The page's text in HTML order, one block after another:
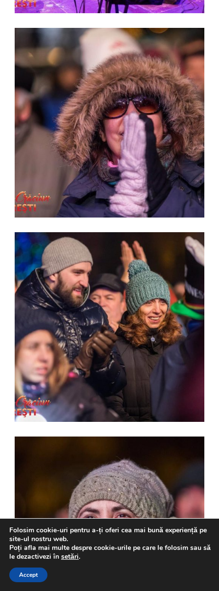
Folosim cookie-uri pentru a-ți oferi cea mai bună experiență pe
site-ul nostru web.
Poți afla mai multe despre cookie-urile pe care le folosim sau să
le dezactivezi în setări.
Accept